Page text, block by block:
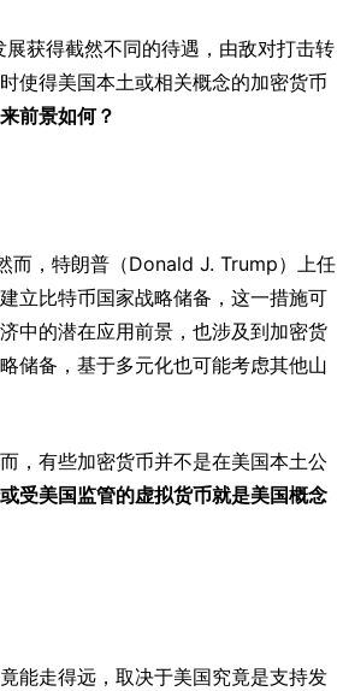
获得截然不同的待遇，由敌对打击转
使得美国本土或相关概念的加密货币
前景如何？
而，特朗普（Donald J. Trump）上任
立比特币国家战略储备，这一措施可
中的潜在应用前景，也涉及到加密货
储备，基于多元化也可能考虑其他山
，有些加密货币并不是在美国本土公
受美国监管的虚拟货币就是美国概念
能走得远，取决于美国究竟是支持发